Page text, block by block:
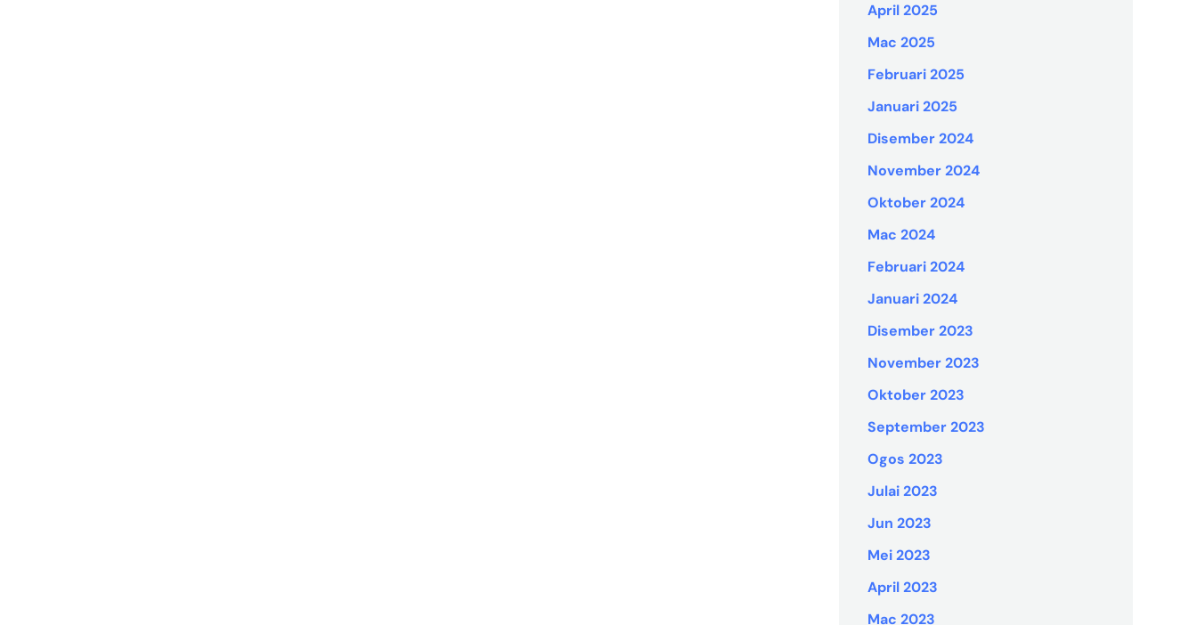
April 2025
Mac 2025
Februari 2025
Januari 2025
Disember 2024
November 2024
Oktober 2024
Mac 2024
Februari 2024
Januari 2024
Disember 2023
November 2023
Oktober 2023
September 2023
Ogos 2023
Julai 2023
Jun 2023
Mei 2023
April 2023
Mac 2023